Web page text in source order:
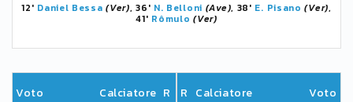
12' Daniel Bessa (Ver), 36' N. Belloni (Ave), 38' E. Pisano (Ver),
41' Rômulo (Ver)
Voto Calciatore R R Calciatore Voto